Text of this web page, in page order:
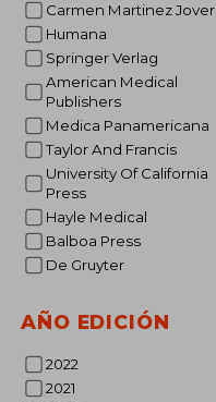
Carmen Martinez Jover
Humana
Springer Verlag
American Medical
Publishers
Medica Panamericana
Taylor And Francis
University Of California
Press
Hayle Medical
Balboa Press
De Gruyter
AÑO EDICIÓN
2022
2021